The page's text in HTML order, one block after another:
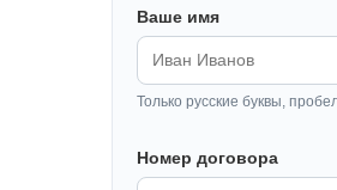
Ваше имя
Только русские буквы,
Номер договора